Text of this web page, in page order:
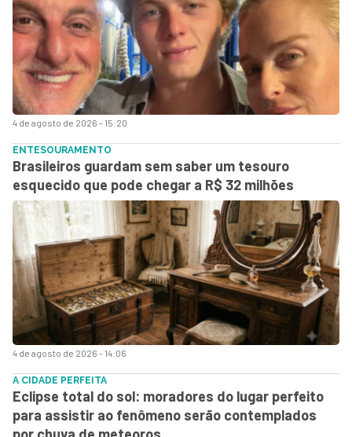
4 de agosto de 2026 - 15:20
4 de agosto de 2026 - 14:06
ENTESOURAMENTO
Brasileiros guardam sem saber um tesouro
esquecido que pode chegar a R$ 32 milhões
A CIDADE PERFEITA
Eclipse total do sol: moradores do lugar perfeito
para assistir ao fenômeno serão contemplados